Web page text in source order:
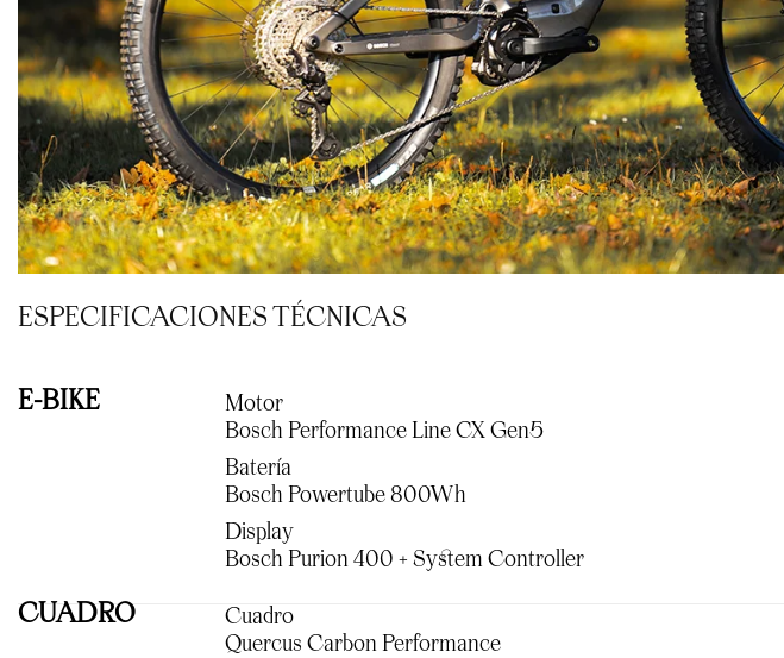
ESPECIFICACIONES TÉCNICAS
E-BIKE
Motor
Bosch Performance Line CX Gen5
Batería
Bosch Powertube 800Wh
Display
Bosch Purion 400 + System Controller
CUADRO
Cuadro
Quercus Carbon Performance